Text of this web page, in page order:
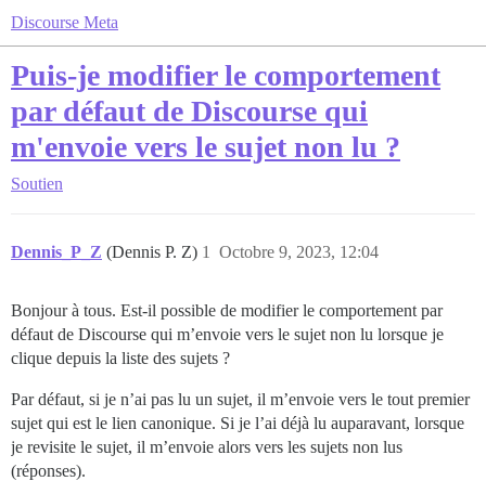
Discourse Meta
Puis-je modifier le comportement
par défaut de Discourse qui
m'envoie vers le sujet non lu ?
Soutien
Dennis_P_Z (Dennis P. Z) Octobre 9, 2023, 12:04
1
Bonjour à tous. Est-il possible de modifier le comportement par
défaut de Discourse qui m’envoie vers le sujet non lu lorsque je
clique depuis la liste des sujets ?
Par défaut, si je n’ai pas lu un sujet, il m’envoie vers le tout premier
sujet qui est le lien canonique. Si je l’ai déjà lu auparavant, lorsque
je revisite le sujet, il m’envoie alors vers les sujets non lus
(réponses).